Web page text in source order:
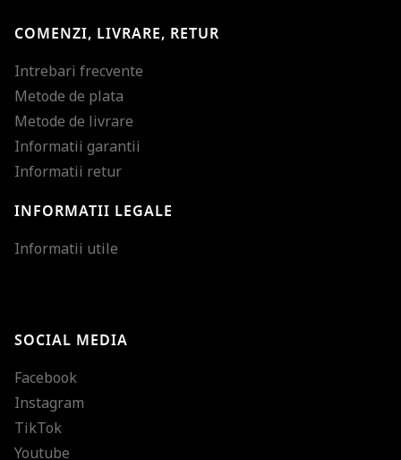
COMENZI, LIVRARE, RETUR
Intrebari frecvente
Metode de plata
Metode de livrare
Informatii garantii
Informatii retur
INFORMATII LEGALE
Informatii utile
SOCIAL MEDIA
Facebook
Instagram
TikTok
Youtube